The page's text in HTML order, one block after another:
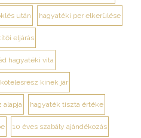
után hagyatéki per elkerülése
eljárás
hagyatéki vita
kötelesrész kinek jár
alapja hagyaték tiszta értéke
10 éves szabály ajándékozás